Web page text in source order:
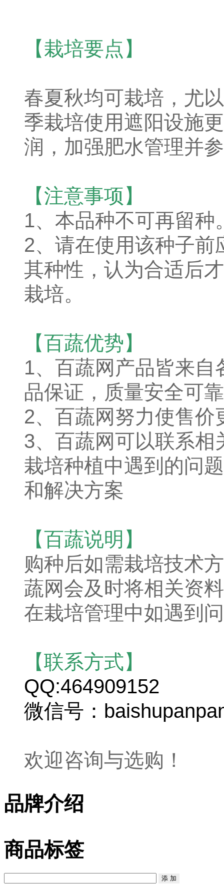
【栽培要点】
春夏秋均可栽培，尤
季栽培使用遮阳设施
润，加强肥水管理并
【注意事项】
1、本品种不可再留种
2、请在使用该种子
其种性，认为合适后
栽培。
【百蔬优势】
1、 百蔬网产品皆来自
品保证，质量安全可靠
2、百蔬网努力使售
3、百蔬网可以联系
栽培种植中遇到的问
和解决方案
【百蔬说明】
购种后如需栽培技术
蔬网会及时将相关资
在栽培管理中如遇到
【联系方式】
QQ:464909152
微信号：
欢迎咨询与选购！
品牌介绍
商品标签